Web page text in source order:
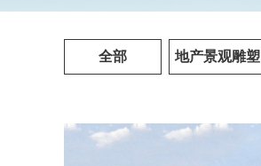
全部 地产景观雕塑